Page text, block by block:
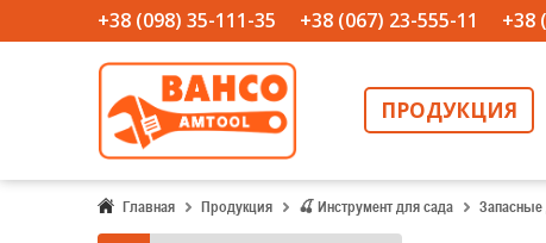
+38 (098) 35-111-35 +38 (067) 23-555-11 +38
ПРОДУКЦИЯ
Главная Продукция 🍒 Инструмент для сада Запасные